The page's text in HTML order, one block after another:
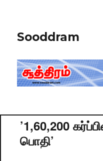
Sooddram
’1,60,200
பொதி’